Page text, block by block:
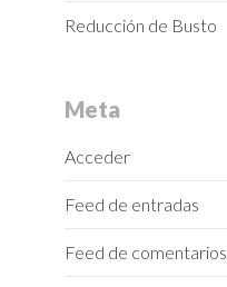
Reducción de Busto
Meta
Acceder
Feed de entradas
Feed de comentarios